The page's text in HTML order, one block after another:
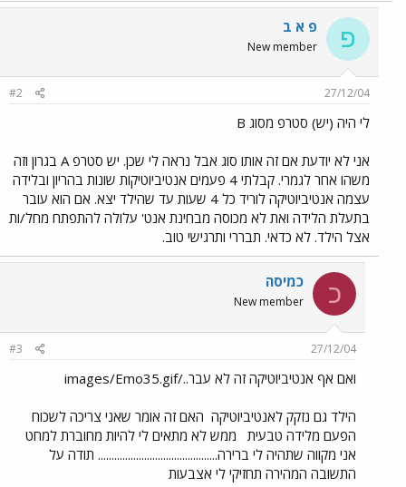
פ פ א ב
New member
27/12/04
#2
לי היה (יש) סטרפ מסוג B
אני לא יודעת אם זה אותו סוג אבל נראה לי שכן. יש סטרפ A בגרון וזה
משהו אחר לגמרי. קבלתי 4 פעמים אנטיביוטיקות שונות בהריון ובלידה
עצמה אנטיביוטיקה לוריד כל 4 שעות עד שהילד יצא. אם הוא עובר
בתעלת הלידה ואת לא מכוסה מבחינת אנט' עלולה להתפתח מחל/ות
אצל הילד. לא כדאי. תבררי ותרגישי טוב.
כ כמיסה
New member
27/12/04
#3
ואם אף אנטיביוטיקה זה לא עבר../images/Emo35.gif
הילד גם נזקק לאנטיביוטיקה האם זה אומר שאני צריכה לשכוח
הפעם מלידה טבעית
ממש לא מתאים לי להיות מחוברת למחט
אני מקווה שתהיה לי ברירה............................................ תודה על
התשובה המהירה תחזיקי לי אצבעות